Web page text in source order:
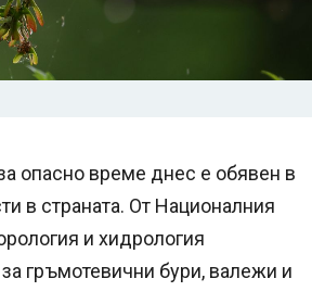
опасно време днес е обявен в
в страната. От Националния
и хидрология
гръмотевични бури, валежи и